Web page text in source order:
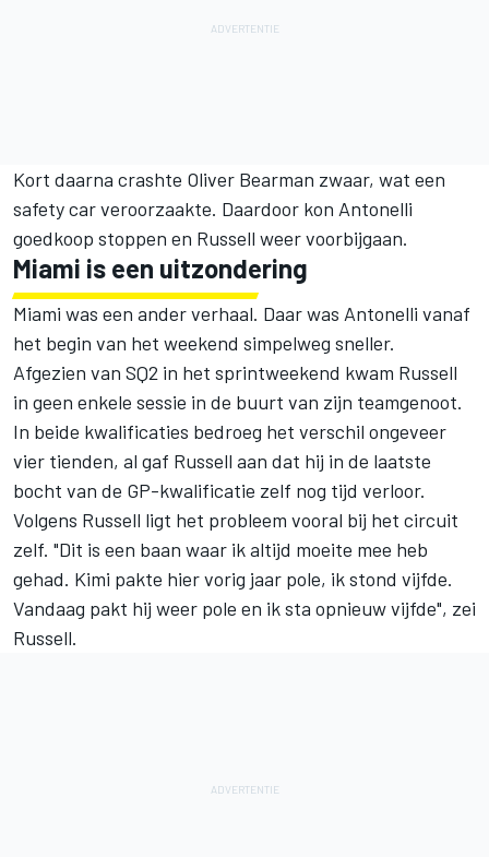
Kort daarna crashte Oliver Bearman zwaar, wat een
safety car veroorzaakte. Daardoor kon Antonelli
goedkoop stoppen en Russell weer voorbijgaan.
Miami is een uitzondering
Miami was een ander verhaal. Daar was Antonelli vanaf
het begin van het weekend simpelweg sneller.
Afgezien van SQ2 in het sprintweekend kwam Russell
in geen enkele sessie in de buurt van zijn teamgenoot.
In beide kwalificaties bedroeg het verschil ongeveer
vier tienden, al gaf Russell aan dat hij in de laatste
bocht van de GP-kwalificatie zelf nog tijd verloor.
Volgens Russell ligt het probleem vooral bij het circuit
zelf. "Dit is een baan waar ik altijd moeite mee heb
gehad. Kimi pakte hier vorig jaar pole, ik stond vijfde.
Vandaag pakt hij weer pole en ik sta opnieuw vijfde", zei
Russell.